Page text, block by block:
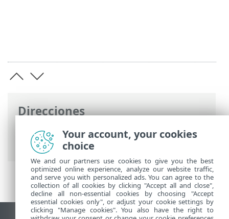
Direcciones
Ayuda en línea de ESET> ESET Glossary>
Varios > Ciberacoso
Your account, your cookies
choice
We and our partners use cookies to give you the best
optimized online experience, analyze our website traffic,
and serve you with personalized ads. You can agree to the
collection of all cookies by clicking "Accept all and close",
decline all non-essential cookies by choosing "Accept
essential cookies only", or adjust your cookie settings by
clicking "Manage cookies". You also have the right to